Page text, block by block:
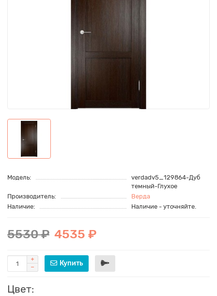
Модель:
verdadv5_129864-Дуб
темный-Глухое
Производитель:
Верда
Наличие:
Наличие - уточняйте.
5530 ₽ 4535 ₽
Купить
Цвет: